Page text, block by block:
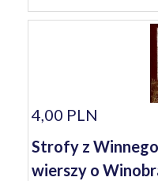
4,00 PLN
Strofy z
wierszy o